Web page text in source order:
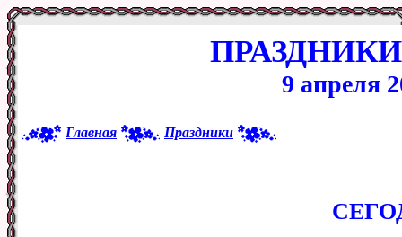
9 апреля
Главная Праздники